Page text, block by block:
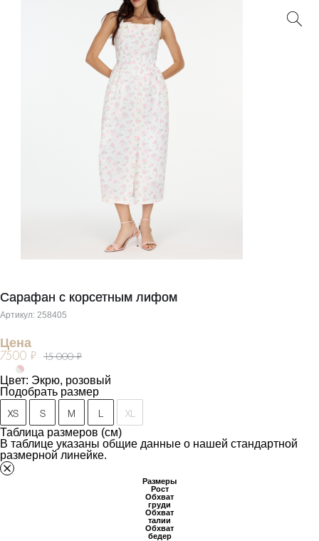
Сарафан с корсетным лифом
Артикул: 258405
Цена
7500 ₽ 15 000 ₽
Цвет: Экрю, розовый
Подобрать размер
XS S M XL
Таблица размеров (см)
В таблице указаны общие данные о нашей стандартной
размерной линейке.
Размеры
Рост
Обхват
груди
Обхват
талии
Обхват
бедер